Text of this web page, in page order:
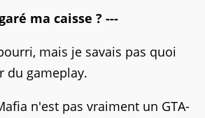
ma caisse ? ---
mais je savais pas quoi
du gameplay.
n'est pas vraiment un GTA-